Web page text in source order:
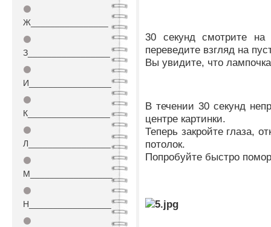
⚫
Ж________________
⚫
З_________________
⚫
И_________________
⚫
К_________________
⚫
Л_________________
⚫
М_________________
⚫
Н_________________
⚫
30 секунд смотрите
переведите взгляд на
Вы увидите, что
В течении 30 секунд
центре картинки.
Теперь закройте глаза,
потолок.
Попробуйте быстро